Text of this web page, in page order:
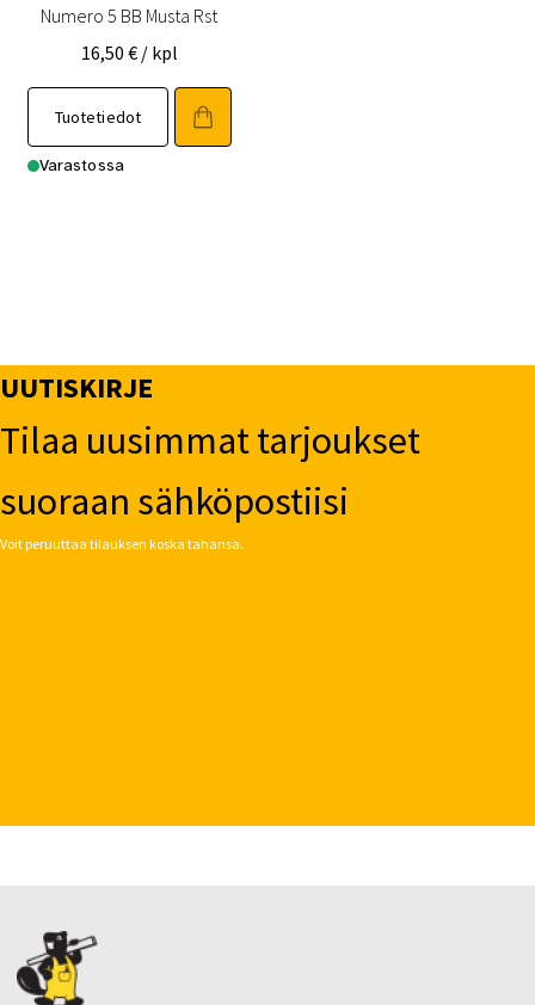
Numero 5 BB Musta Rst
16,50 € / kpl
Tuotetiedot
Varastossa
UUTISKIRJE
Tilaa uusimmat tarjoukset
suoraan sähköpostiisi
Voit peruuttaa tilauksen koska tahansa.